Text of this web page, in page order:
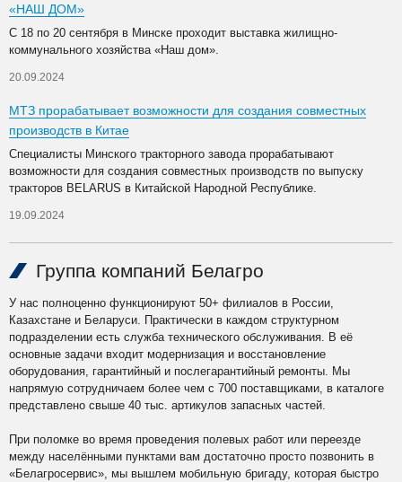
«НАШ ДОМ»
С 18 по 20 сентября в Минске проходит выставка жилищно-
коммунального хозяйства «Наш дом».
20.09.2024
МТЗ прорабатывает возможности для создания совместных
производств в Китае
Специалисты Минского тракторного завода прорабатывают
возможности для создания совместных производств по выпуску
тракторов BELARUS в Китайской Народной Республике.
19.09.2024
Группа компаний Белагро
У нас полноценно функционируют 50+ филиалов в России,
Казахстане и Беларуси. Практически в каждом структурном
подразделении есть служба технического обслуживания. В её
основные задачи входит модернизация и восстановление
оборудования, гарантийный и послегарантийный ремонты. Мы
напрямую сотрудничаем более чем с 700 поставщиками, в каталоге
представлено свыше 40 тыс. артикулов запасных частей.
При поломке во время проведения полевых работ или переезде
между населёнными пунктами вам достаточно просто позвонить в
«Белагросервис», мы вышлем мобильную бригаду, которая быстро